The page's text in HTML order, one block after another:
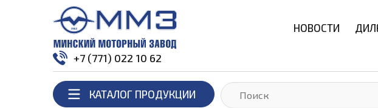
НОВОСТИ
+7 (771) 022 10 62
КАТАЛОГ ПРОДУКЦИИ